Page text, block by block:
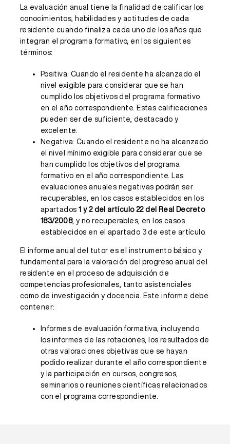
La evaluación anual tiene la finalidad de calificar los
conocimientos, habilidades y actitudes de cada
residente cuando finaliza cada uno de los años que
integran el programa formativo, en los siguientes
términos:
Positiva: Cuando el residente ha alcanzado el
nivel exigible para considerar que se han
cumplido los objetivos del programa formativo
en el año correspondiente. Estas calificaciones
pueden ser de suficiente, destacado y
excelente.
Negativa: Cuando el residente no ha alcanzado
el nivel mínimo exigible para considerar que se
han cumplido los objetivos del programa
formativo en el año correspondiente. Las
evaluaciones anuales negativas podrán ser
recuperables, en los casos establecidos en los
apartados 1 y 2 del artículo 22 del Real Decreto
183/2008, y no recuperables, en los casos
establecidos en el apartado 3 de este artículo.
El informe anual del tutor es el instrumento básico y
fundamental para la valoración del progreso anual del
residente en el proceso de adquisición de
competencias profesionales, tanto asistenciales
como de investigación y docencia. Este informe debe
contener:
Informes de evaluación formativa, incluyendo
los informes de las rotaciones, los resultados de
otras valoraciones objetivas que se hayan
podido realizar durante el año correspondiente
y la participación en cursos, congresos,
seminarios o reuniones científicas relacionados
con el programa correspondiente.